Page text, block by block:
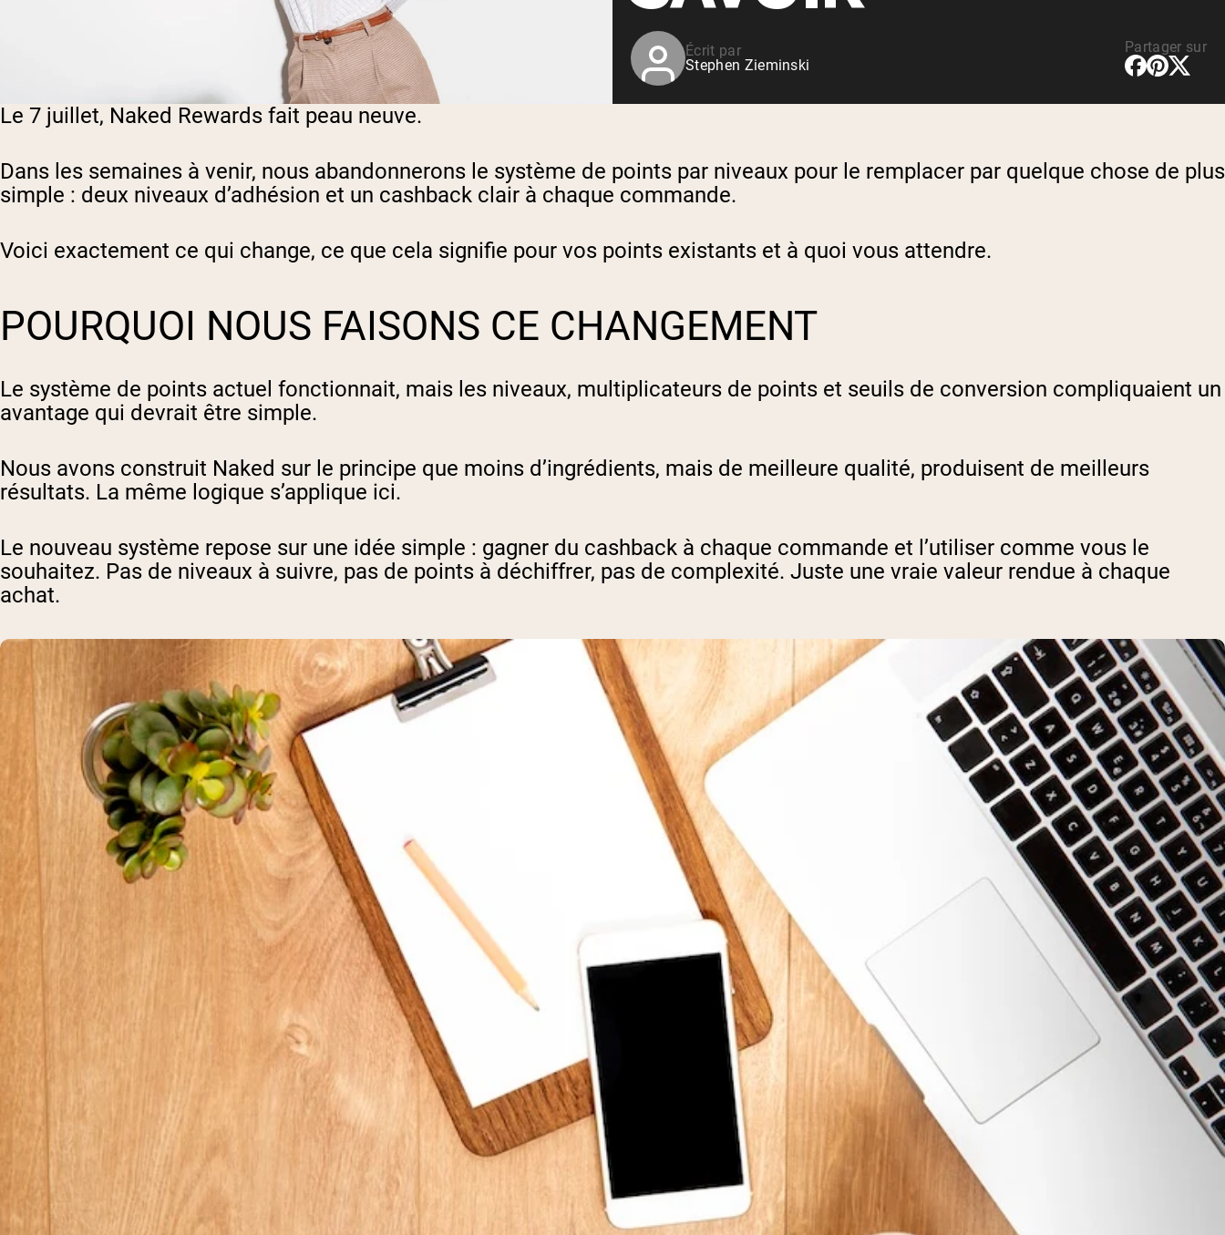
Écrit par
Stephen Zieminski
Partager sur
Le 7 juillet, Naked Rewards fait peau neuve.
Dans les semaines à venir, nous abandonnerons le système de points par niveaux pour le remplacer par quelque chose de plus
simple : deux niveaux d’adhésion et un cashback clair à chaque commande.
Voici exactement ce qui change, ce que cela signifie pour vos points existants et à quoi vous attendre.
POURQUOI NOUS FAISONS CE CHANGEMENT
Le système de points actuel fonctionnait, mais les niveaux, multiplicateurs de points et seuils de conversion compliquaient un
avantage qui devrait être simple.
Nous avons construit Naked sur le principe que moins d’ingrédients, mais de meilleure qualité, produisent de meilleurs
résultats. La même logique s’applique ici.
Le nouveau système repose sur une idée simple : gagner du cashback à chaque commande et l’utiliser comme vous le
souhaitez. Pas de niveaux à suivre, pas de points à déchiffrer, pas de complexité. Juste une vraie valeur rendue à chaque
achat.